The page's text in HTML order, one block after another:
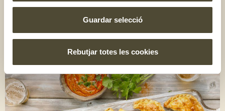
Guardar selecció
Rebutjar totes les cookies
Crestes de carbassa i pèsols
amb formatge feta i gingebre